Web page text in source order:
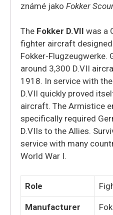
známé jako Fokker
The Fokker D.VII was a
fighter aircraft
Fokker-Flugzeugwerke.
around 3,300 D.VII
1918. In service with the
D.VII quickly proved
aircraft. The Armistice
specifically required
D.VIIs to the Allies.
service with many
World War I.
Role
Manufacturer